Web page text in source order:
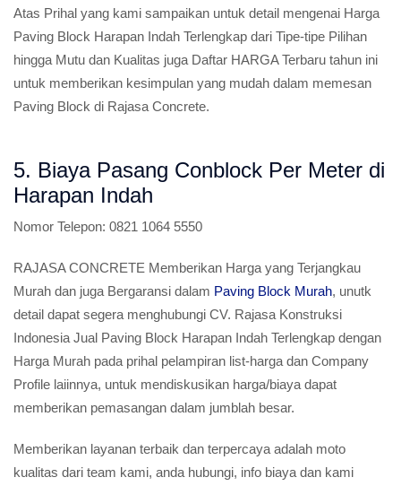
Atas Prihal yang kami sampaikan untuk detail mengenai Harga
Paving Block Harapan Indah Terlengkap dari Tipe-tipe Pilihan
hingga Mutu dan Kualitas juga Daftar HARGA Terbaru tahun ini
untuk memberikan kesimpulan yang mudah dalam memesan
Paving Block di Rajasa Concrete.
5. Biaya Pasang Conblock Per Meter di
Harapan Indah
Nomor Telepon: 0821 1064 5550
RAJASA CONCRETE Memberikan Harga yang Terjangkau
Murah dan juga Bergaransi dalam Paving Block Murah, unutk
detail dapat segera menghubungi CV. Rajasa Konstruksi
Indonesia Jual Paving Block Harapan Indah Terlengkap dengan
Harga Murah pada prihal pelampiran list-harga dan Company
Profile laiinnya, untuk mendiskusikan harga/biaya dapat
memberikan pemasangan dalam jumblah besar.
Memberikan layanan terbaik dan terpercaya adalah moto
kualitas dari team kami, anda hubungi, info biaya dan kami